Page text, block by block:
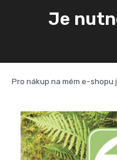
Je
Pro nákup na mém e-shopu